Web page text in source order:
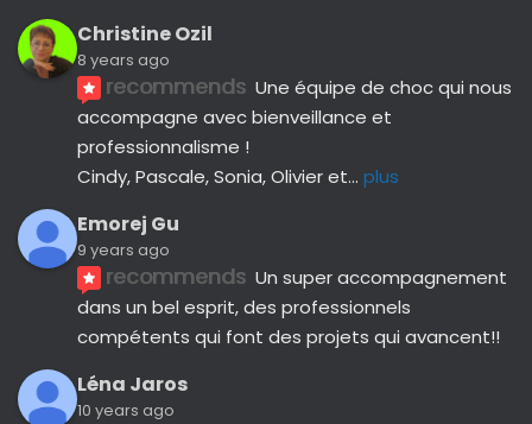
Christine Ozil
8 years ago
recommends Une équipe de choc qui nous
accompagne avec bienveillance et
professionnalisme !
Cindy, Pascale, Sonia, Olivier et... plus
Emorej Gu
9 years ago
recommends Un super accompagnement
dans un bel esprit, des professionnels
compétents qui font des projets qui avancent!!
Léna Jaros
10 years ago